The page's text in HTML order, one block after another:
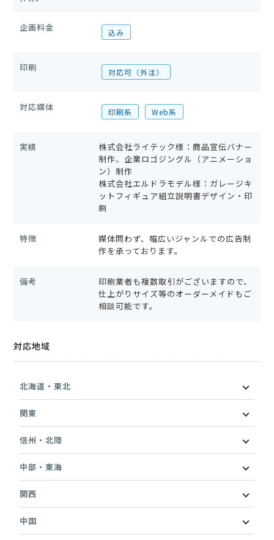
企画料金 込み
印刷 対応可（外注）
対応媒体 印刷系 Web系
実績
株式会社ライテック様：商品宣伝バナー
制作、企業ロゴジングル（アニメーショ
ン）制作
株式会社エルドラモデル様：ガレージキ
ットフィギュア組立説明書デザイン・印
刷
特徴
媒体問わず、幅広いジャンルでの広告制
作を承っております。
備考
印刷業者も複数取引がございますので、
仕上がりサイズ等のオーダーメイドもご
相談可能です。
対応地域
北海道・東北
関東
信州・北陸
中部・東海
関西
中国